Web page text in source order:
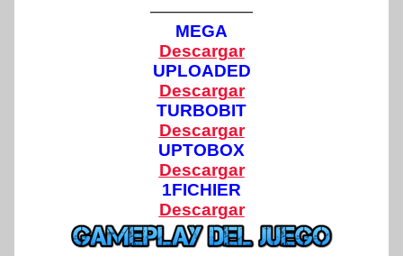
——————
MEGA
Descargar
UPLOADED
Descargar
TURBOBIT
Descargar
UPTOBOX
Descargar
1FICHIER
Descargar